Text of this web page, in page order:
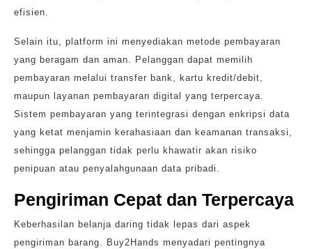
efisien.
Selain itu, platform ini menyediakan metode pembayaran
yang beragam dan aman. Pelanggan dapat memilih
pembayaran melalui transfer bank, kartu kredit/debit,
maupun layanan pembayaran digital yang terpercaya.
Sistem pembayaran yang terintegrasi dengan enkripsi data
yang ketat menjamin kerahasiaan dan keamanan transaksi,
sehingga pelanggan tidak perlu khawatir akan risiko
penipuan atau penyalahgunaan data pribadi.
Pengiriman Cepat dan Terpercaya
Keberhasilan belanja daring tidak lepas dari aspek
pengiriman barang. Buy2Hands menyadari pentingnya